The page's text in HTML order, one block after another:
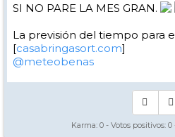
SI NO PARE LA MES GRAN.
La previsión del tiempo para
[casabringasort.com]
@meteobenas
Karma: 0 - Votos positivos: 0